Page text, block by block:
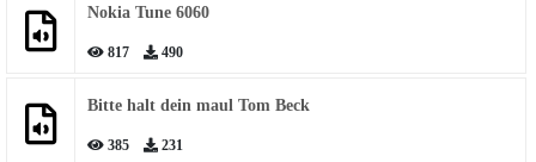
Nokia Tune 6060
817 490
Bitte halt dein maul Tom Beck
385 231